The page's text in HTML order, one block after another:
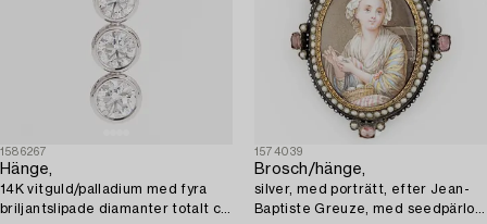
1586267
Hänge,
14K vitguld/palladium med fyra
briljantslipade diamanter totalt ca
1574039
Brosch/hänge,
silver, med porträtt, efter Jean-
Baptiste Greuze, med seedpärlor